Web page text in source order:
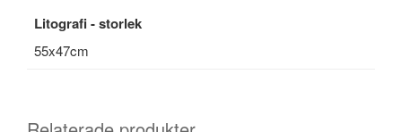
Litografi - storlek
55x47cm